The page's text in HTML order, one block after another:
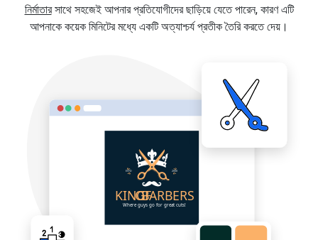
নির্মাতারসাথে সহজেই আপনার প্রতিযোগীদের ছাড়িয়ে যেতে পারেন, কারণ এটি
আপনাকে কয়েক মিনিটের মধ্যে একটি অত্যাশ্চর্য প্রতীক তৈরি করতে দেয়।